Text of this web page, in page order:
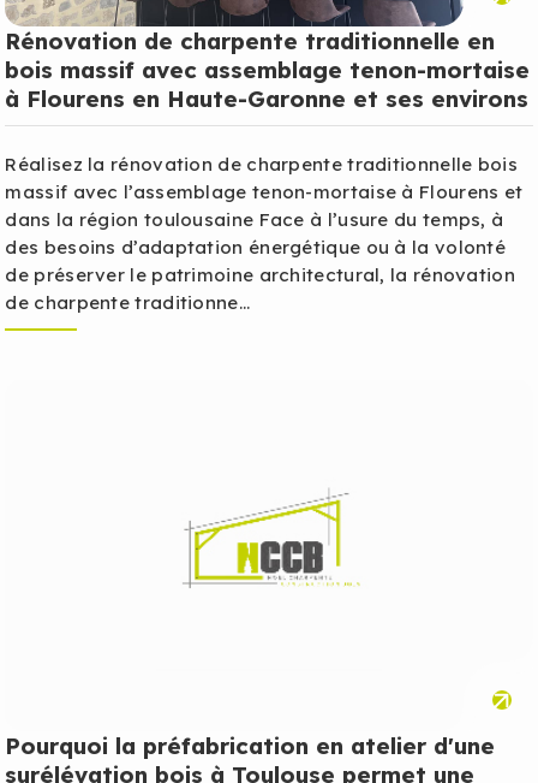
Rénovation de charpente traditionnelle en
bois massif avec assemblage tenon-mortaise
à Flourens en Haute-Garonne et ses environs
Réalisez la rénovation de charpente traditionnelle bois
massif avec l’assemblage tenon-mortaise à Flourens et
dans la région toulousaine Face à l’usure du temps, à
des besoins d’adaptation énergétique ou à la volonté
de préserver le patrimoine architectural, la rénovation
de charpente traditionne...
Pourquoi la préfabrication en atelier d'une
surélévation bois à Toulouse permet une